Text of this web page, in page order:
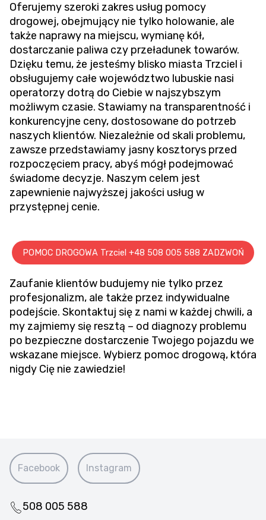
Oferujemy szeroki zakres usług pomocy
drogowej, obejmujący nie tylko holowanie, ale
także naprawy na miejscu, wymianę kół,
dostarczanie paliwa czy przeładunek towarów.
Dzięku temu, że jesteśmy blisko miasta Trzciel i
obsługujemy całe województwo lubuskie nasi
operatorzy dotrą do Ciebie w najszybszym
możliwym czasie. Stawiamy na transparentność i
konkurencyjne ceny, dostosowane do potrzeb
naszych klientów. Niezależnie od skali problemu,
zawsze przedstawiamy jasny kosztorys przed
rozpoczęciem pracy, abyś mógł podejmować
świadome decyzje. Naszym celem jest
zapewnienie najwyższej jakości usług w
przystępnej cenie.
POMOC DROGOWA Trzciel +48 508 005 588 ZADZWOŃ
Zaufanie klientów budujemy nie tylko przez
profesjonalizm, ale także przez indywidualne
podejście. Skontaktuj się z nami w każdej chwili, a
my zajmiemy się resztą – od diagnozy problemu
po bezpieczne dostarczenie Twojego pojazdu we
wskazane miejsce. Wybierz pomoc drogową, która
nigdy Cię nie zawiedzie!
Facebook Instagram
508 005 588